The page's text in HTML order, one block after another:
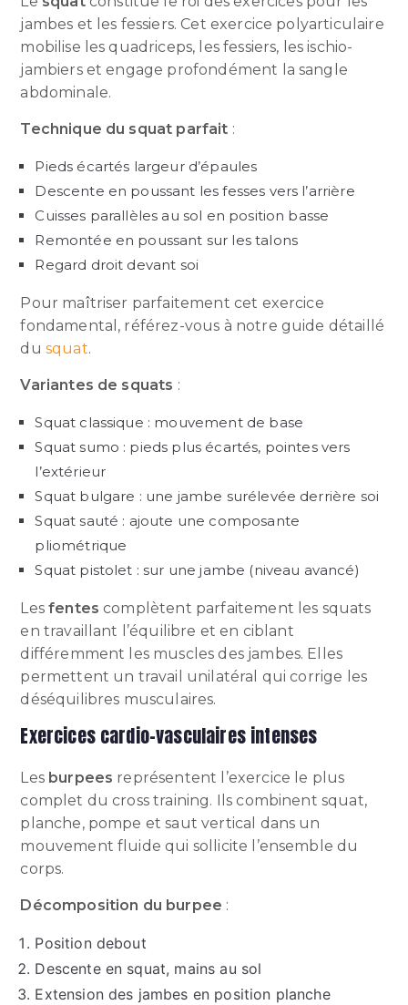
jambes et les fessiers. Cet exercice polyarticulaire
mobilise les quadriceps, les fessiers, les ischio-
jambiers et engage profondément la sangle
abdominale.
Technique du squat parfait :
Pieds écartés largeur d’épaules
Descente en poussant les fesses vers l’arrière
Cuisses parallèles au sol en position basse
Remontée en poussant sur les talons
Regard droit devant soi
Pour maîtriser parfaitement cet exercice
fondamental, référez-vous à notre guide détaillé
du squat.
Variantes de squats :
Squat classique : mouvement de base
Squat sumo : pieds plus écartés, pointes vers
l’extérieur
Squat bulgare : une jambe surélevée derrière soi
Squat sauté : ajoute une composante
pliométrique
Squat pistolet : sur une jambe (niveau avancé)
Lesfentes complètent parfaitement les squats
en travaillant l’équilibre et en ciblant
différemment les muscles des jambes. Elles
permettent un travail unilatéral qui corrige les
déséquilibres musculaires.
Exercices cardio-vasculaires intenses
Les burpees représentent l’exercice le plus
complet du cross training. Ils combinent squat,
planche, pompe et saut vertical dans un
mouvement fluide qui sollicite l’ensemble du
corps.
Décomposition du burpee :
Position debout
Descente en squat, mains au sol
Extension des jambes en position planche